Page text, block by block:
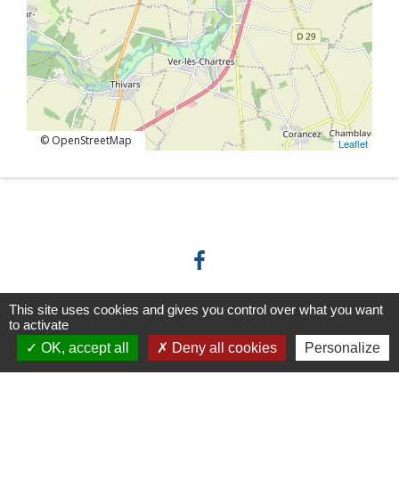
Leaflet
© OpenStreetMap
Horaires/Contacts
Commune de Barjouville
This site uses cookies and gives you control over what you want
to activate
OK, accept all
Deny all cookies Personalize